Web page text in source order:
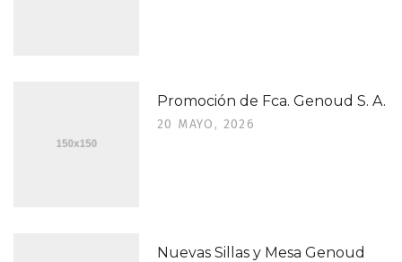
Promoción de Fca. Genoud S. A.
20 MAYO, 2026
Nuevas Sillas y Mesa Genoud